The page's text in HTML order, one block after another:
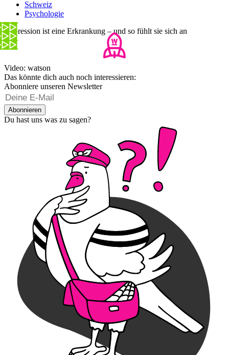
Schweiz
Psychologie
Depression ist eine Erkrankung – und so fühlt sie sich an
Video: watson
Das könnte dich auch noch interessieren:
Abonniere unseren Newsletter
Abonnieren
Du hast uns was zu sagen?